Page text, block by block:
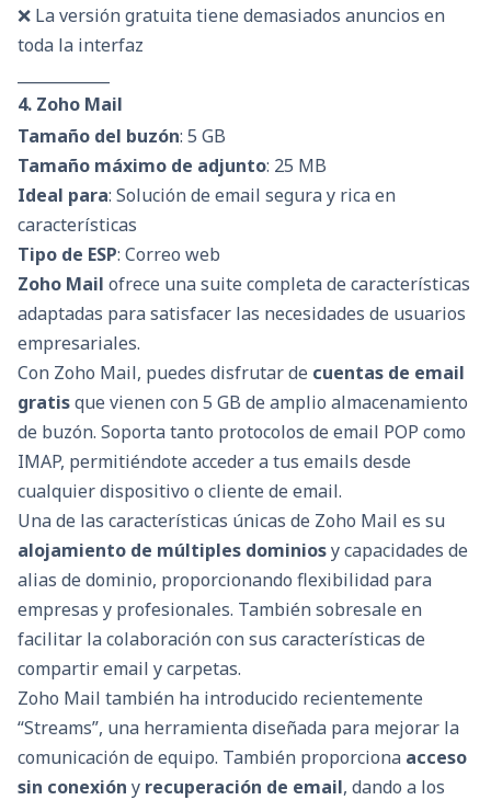
❌ La versión gratuita tiene demasiados anuncios en
toda la interfaz
4. Zoho Mail
Tamaño del buzón: 5 GB
Tamaño máximo de adjunto: 25 MB
Ideal para: Solución de email segura y rica en
características
Tipo de ESP: Correo web
Zoho Mail ofrece una suite completa de características
adaptadas para satisfacer las necesidades de usuarios
empresariales.
Con Zoho Mail, puedes disfrutar de cuentas de email
gratisque vienen con 5 GB de amplio almacenamiento
de buzón. Soporta tanto protocolos de email POP como
IMAP, permitiéndote acceder a tus emails desde
cualquier dispositivo o cliente de email.
Una de las características únicas de Zoho Mail es su
alojamiento de múltiples dominiosy capacidades de
alias de dominio, proporcionando flexibilidad para
empresas y profesionales. También sobresale en
facilitar la colaboración con sus características de
compartir email y carpetas.
Zoho Mail también ha introducido recientemente
“Streams”, una herramienta diseñada para mejorar la
comunicación de equipo. También proporciona acceso
sin conexión y recuperación de email, dando a los